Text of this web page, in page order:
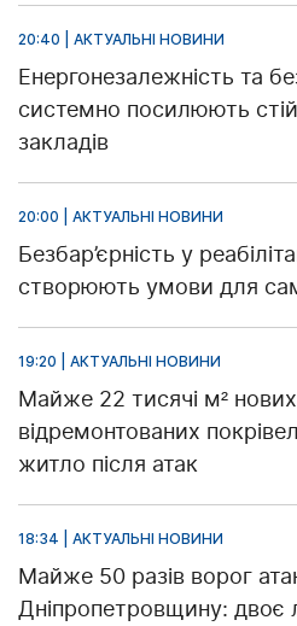
20:40 | АКТУАЛЬНІ НОВИНИ
Енергонезалежність та
системно посилюють
закладів
20:00 | АКТУАЛЬНІ НОВИНИ
Безбар’єрність у
створюють умови для
19:20 | АКТУАЛЬНІ НОВИНИ
Майже 22 тисячі м² нових
відремонтованих
житло після атак
18:34 | АКТУАЛЬНІ НОВИНИ
Майже 50 разів ворог
Дніпропетровщину: